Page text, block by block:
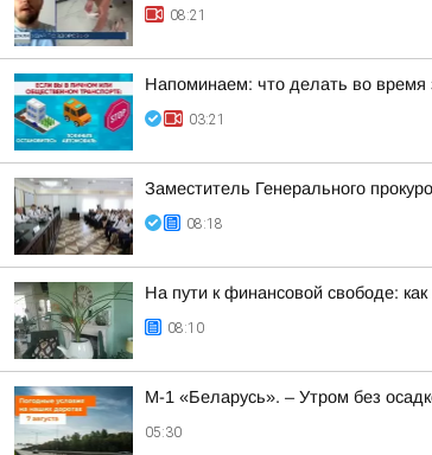
08:21
Напоминаем: что делать во время
03:21
Заместитель Генерального
08:18
На пути к финансовой свободе:
08:10
М-1 «Беларусь». – Утром без
05:30